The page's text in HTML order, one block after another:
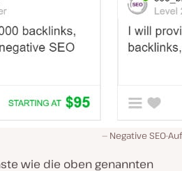
Negative SEO-
wie die oben genannten